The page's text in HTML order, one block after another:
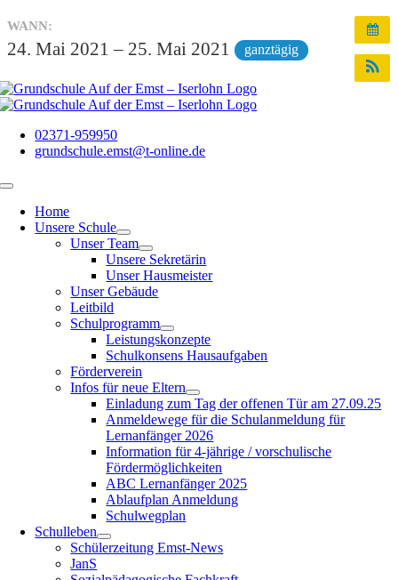
Zum
springen
WANN:
24. Mai 2021 – 25. Mai 2021 ganztägig
02371-959950
grundschule.emst@t-online.de
Toggle
NavigationHome
Unsere Schule
Unser Team
Unsere Sekretärin
Unser Hausmeister
Unser Gebäude
Leitbild
Schulprogramm
Leistungskonzepte
Schulkonsens Hausaufgaben
Förderverein
Infos für neue Eltern
Einladung zum Tag der offenen Tür am 27.09.25
Anmeldewege für die Schulanmeldung für
Lernanfänger 2026
Information für 4-jährige / vorschulische
Fördermöglichkeiten
ABC Lernanfänger 2025
Ablaufplan Anmeldung
Schulwegplan
Schulleben
Schülerzeitung Emst-News
JanS